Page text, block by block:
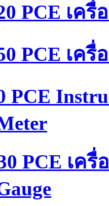
PCE เค
PCE เค
PCE
PCE เค